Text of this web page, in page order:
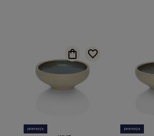
promocja promocja